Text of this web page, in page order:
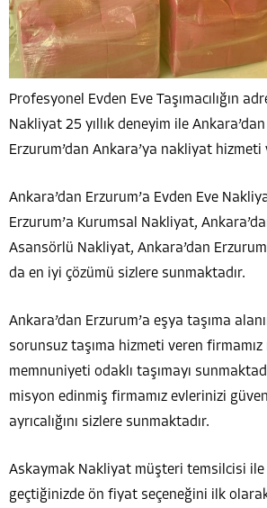
Profesyonel Evden Eve Taşımacılığın
Nakliyat 25 yıllık deneyim ile Ankara’dan
Erzurum’dan Ankara’ya nakliyat hizmeti
Ankara’dan Erzurum’a Evden Eve
Erzurum’a Kurumsal Nakliyat,
Asansörlü Nakliyat, Ankara’dan
da en iyi çözümü sizlere sunmaktadır.
Ankara’dan Erzurum’a eşya taşıma
sorunsuz taşıma hizmeti veren
memnuniyeti odaklı taşımayı
misyon edinmiş firmamız evlerinizi
ayrıcalığını sizlere sunmaktadır.
Askaymak Nakliyat müşteri temsilcisi
geçtiğinizde ön fiyat seçeneğini ilk